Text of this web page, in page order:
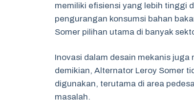
memiliki efisiensi yang lebih tinggi
pengurangan konsumsi bahan
Somer pilihan utama di banyak
Inovasi dalam desain mekanis
demikian, Alternator Leroy Somer
digunakan, terutama di area
masalah.